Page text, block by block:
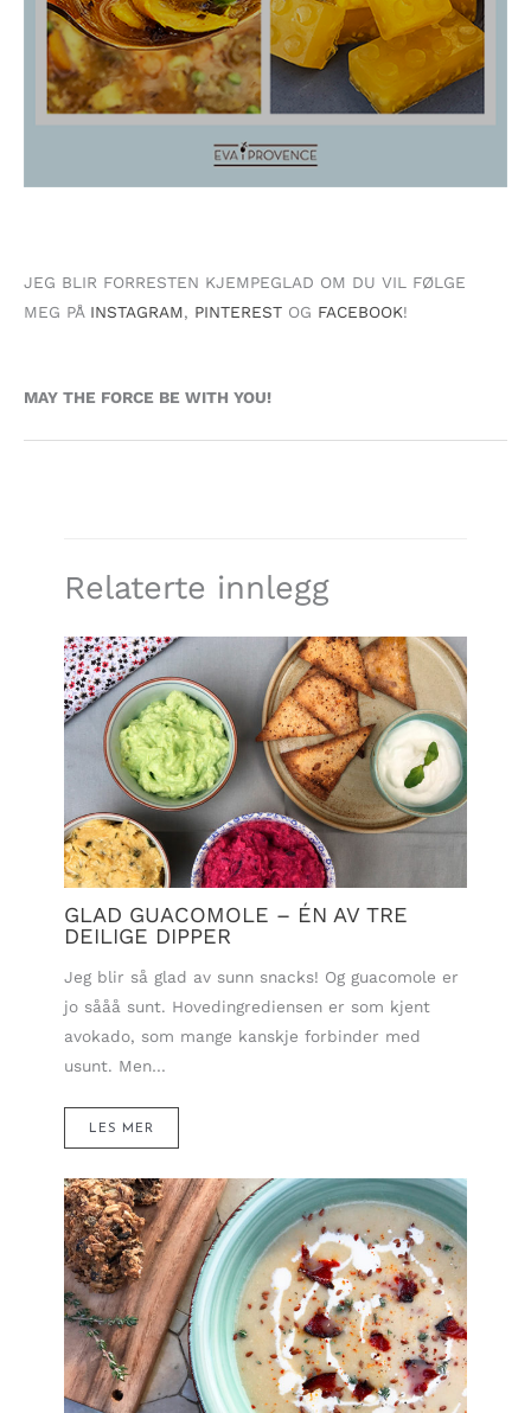
JEG BLIR FORRESTEN KJEMPEGLAD OM DU VIL FØLGE
MEG PÅ INSTAGRAM, PINTEREST OG FACEBOOK!
MAY THE FORCE BE WITH YOU!
Relaterte innlegg
GLAD GUACOMOLE – ÉN AV TRE
DEILIGE DIPPER
Jeg blir så glad av sunn snacks! Og guacomole er
jo sååå sunt. Hovedingrediensen er som kjent
avokado, som mange kanskje forbinder med
usunt. Men…
LES MER